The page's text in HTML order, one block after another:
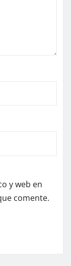
y web en
comente.